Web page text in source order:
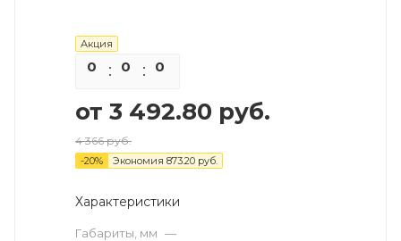
Акция
0 0 0
от 3 492.80 руб.
4 366 руб.
-20% Экономия 873.20 руб.
Характеристики
Габариты, мм —